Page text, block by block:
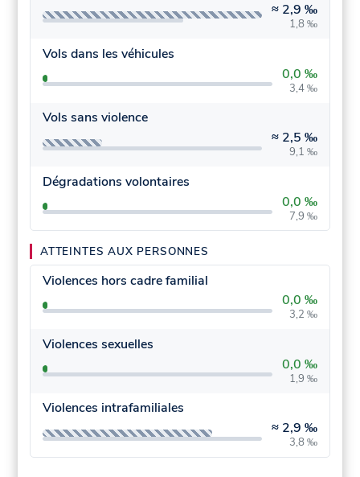
≈ 2,9 ‰
1,8 ‰
Vols dans les véhicules
0,0 ‰
3,4 ‰
Vols sans violence
≈ 2,5 ‰
9,1 ‰
Dégradations volontaires
0,0 ‰
7,9 ‰
ATTEINTES AUX PERSONNES
Violences hors cadre familial
0,0 ‰
3,2 ‰
Violences sexuelles
0,0 ‰
1,9 ‰
Violences intrafamiliales
≈ 2,9 ‰
3,8 ‰